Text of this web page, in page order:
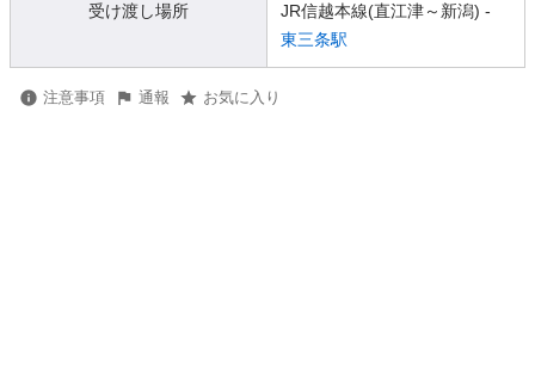
受け渡し場所
JR信越本線(直江津～新潟) -
東三条駅
注意事項 通報 お気に入り